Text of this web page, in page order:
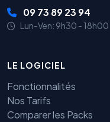
09 73 89 23 94
Lun-Ven: 9h30 - 18h00
LE LOGICIEL
Fonctionnalités
Nos Tarifs
Comparer les Packs